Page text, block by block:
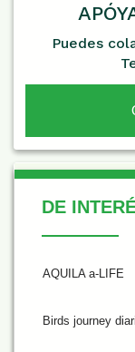
Puedes
De Interés
DE
AQUILA a-LIFE
Birds journey